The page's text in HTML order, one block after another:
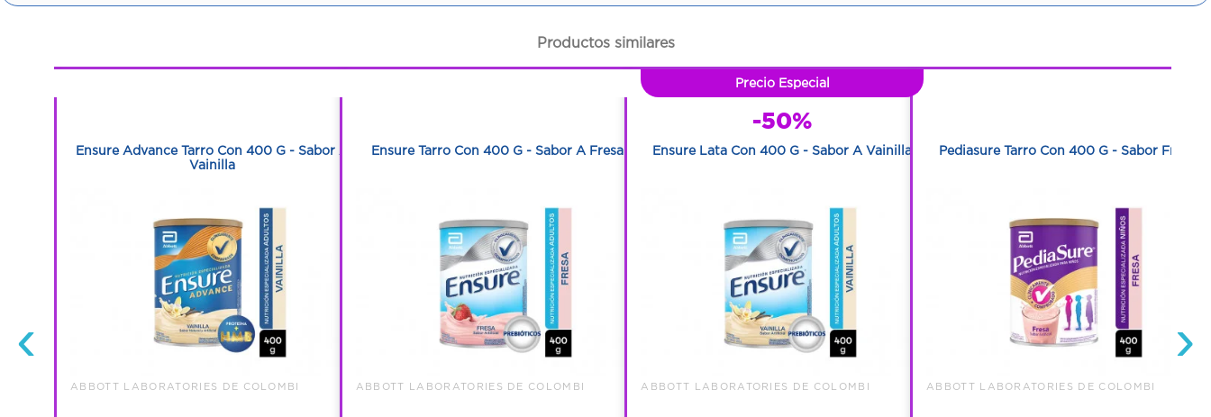
Productos similares
‹
Ensure Advance Tarro Con 400 G - Sabor A
Vainilla
ABBOTT LABORATORIES DE COLOMBI
Ensure Tarro Con 400 G - Sabor A Fresa
ABBOTT LABORATORIES DE COLOMBI
Precio Especial
-50%
Ensure Lata Con 400 G - Sabor A Vainilla
ABBOTT LABORATORIES DE COLOMBI
Pediasure Tarro Con 400 G - Sabor Fresa
ABBOTT LABORATORIES DE COLOMBI
›